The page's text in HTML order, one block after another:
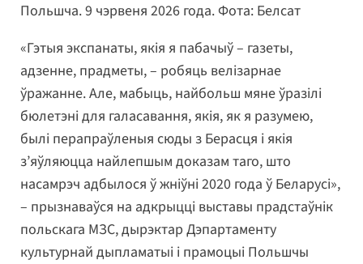
Польшча. 9 чэрвеня 2026 года. Фота: Белсат
«Гэтыя экспанаты, якія я пабачыў – газеты,
адзенне, прадметы, – робяць велізарнае
ўражанне. Але, мабыць, найбольш мяне ўразілі
бюлетэні для галасавання, якія, як я разумею,
былі перапраўленыя сюды з Берасця і якія
з’яўляюцца найлепшым доказам таго, што
насамрэч адбылося ў жніўні 2020 года ў Беларусі»,
– прызнаваўся на адкрыцці выставы прадстаўнік
польскага МЗС, дырэктар Дэпартаменту
культурнай дыпламатыі і прамоцыі Польшчы